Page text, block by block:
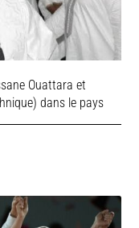
Ouattara et
dans le pays